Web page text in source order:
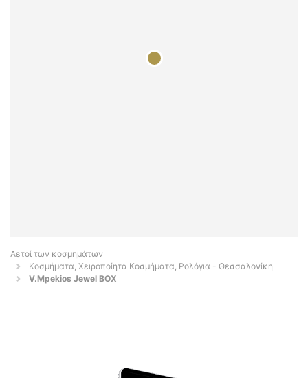
Αετοί των κοσμημάτων
Κοσμήματα, Χειροποίητα Κοσμήματα, Ρολόγια - Θεσσαλονίκη
V.Mpekios Jewel BOX